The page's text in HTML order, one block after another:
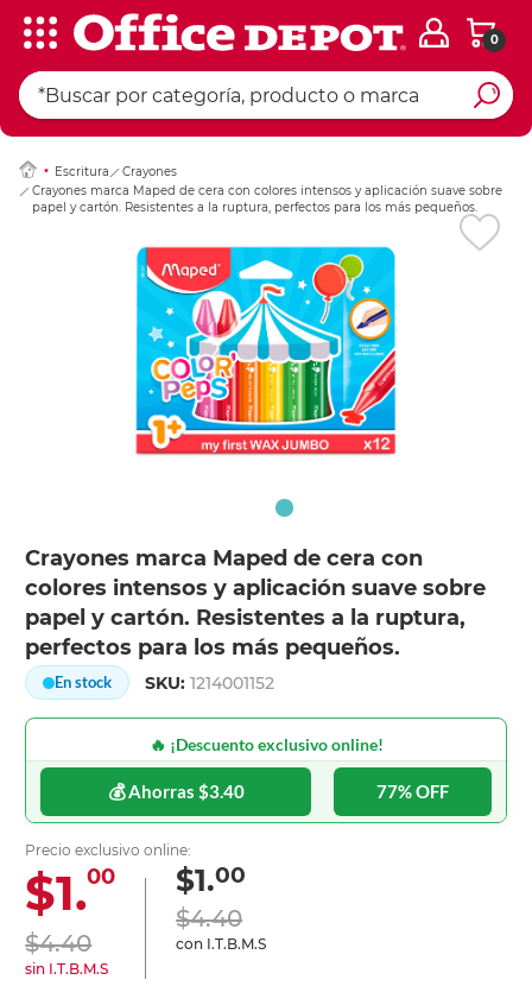
0
Escritura
Crayones
Crayones marca Maped de cera con colores intensos y aplicación suave sobre
papel y cartón. Resistentes a la ruptura, perfectos para los más pequeños.
Crayones marca Maped de cera con
colores intensos y aplicación suave sobre
papel y cartón. Resistentes a la ruptura,
perfectos para los más pequeños.
En stock SKU:1214001152
🔥 ¡Descuento exclusivo online!
💰 Ahorras $3.40 77% OFF
Precio exclusivo online:
$1.00
$4.40
sin I.T.B.M.S
$1.00
$4.40
con I.T.B.M.S
Ingresar Codigo